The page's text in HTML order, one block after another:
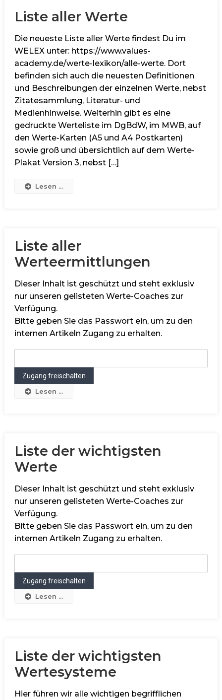
Liste aller Werte
Die neueste Liste aller Werte findest Du im
WELEX unter: https://www.values-
academy.de/werte-lexikon/alle-werte. Dort
befinden sich auch die neuesten Definitionen
und Beschreibungen der einzelnen Werte, nebst
Zitatesammlung, Literatur- und
Medienhinweise. Weiterhin gibt es eine
gedruckte Werteliste im DgBdW, im MWB, auf
den Werte-Karten (A5 und A4 Postkarten)
sowie groß und übersichtlich auf dem Werte-
Plakat Version 3, nebst […]
Lesen ...
Liste aller
Werteermittlungen
Dieser Inhalt ist geschützt und steht exklusiv
nur unseren gelisteten Werte-Coaches zur
Verfügung.
Bitte geben Sie das Passwort ein, um zu den
internen Artikeln Zugang zu erhalten.
Lesen ...
Liste der wichtigsten
Werte
Dieser Inhalt ist geschützt und steht exklusiv
nur unseren gelisteten Werte-Coaches zur
Verfügung.
Bitte geben Sie das Passwort ein, um zu den
internen Artikeln Zugang zu erhalten.
Lesen ...
Liste der wichtigsten
Wertesysteme
Hier führen wir alle wichtigen begrifflichen